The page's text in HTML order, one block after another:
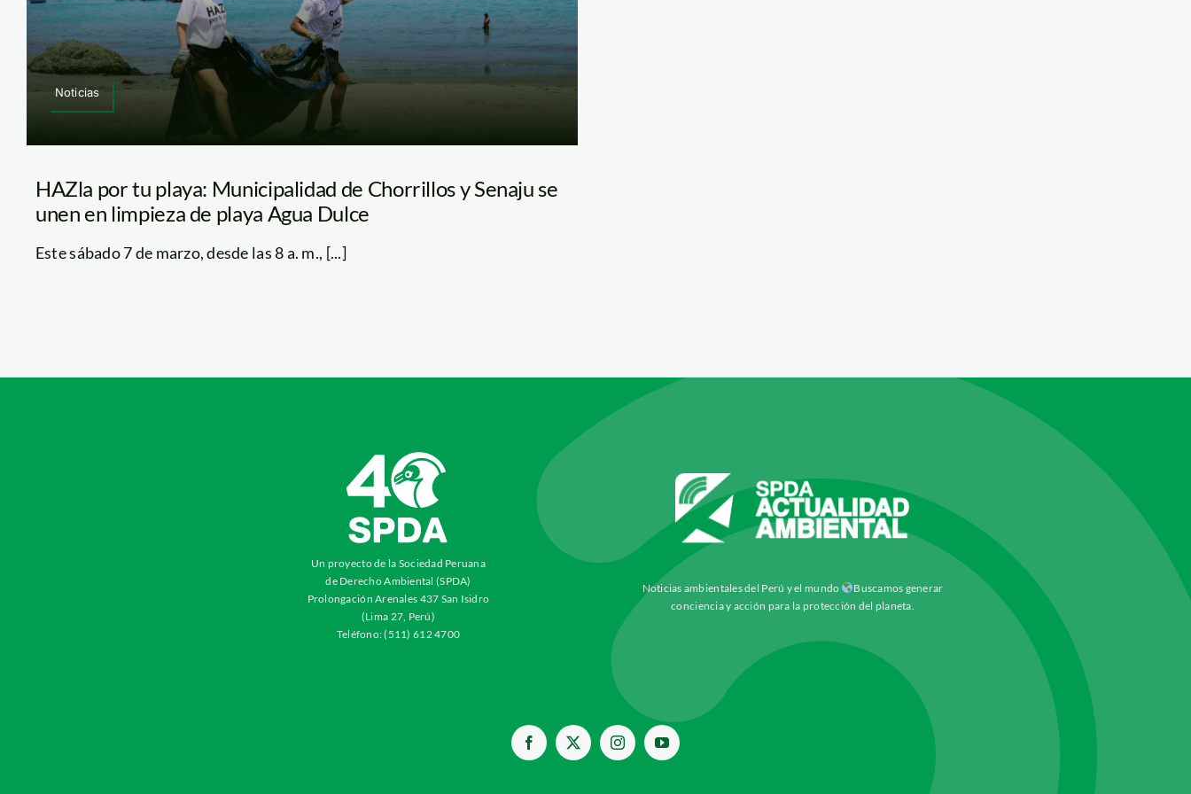
Noticias
HAZla por tu playa: Municipalidad de Chorrillos y Senaju se
unen en limpieza de playa Agua Dulce
Este sábado 7 de marzo, desde las 8 a. m., [...]
Un proyecto de la Sociedad Peruana
de Derecho Ambiental (SPDA)
Prolongación Arenales 437 San Isidro
(Lima 27, Perú)
Teléfono: (511) 612 4700
Noticias ambientales del Perú y el mundo
Buscamos generar
conciencia y acción para la protección del planeta.